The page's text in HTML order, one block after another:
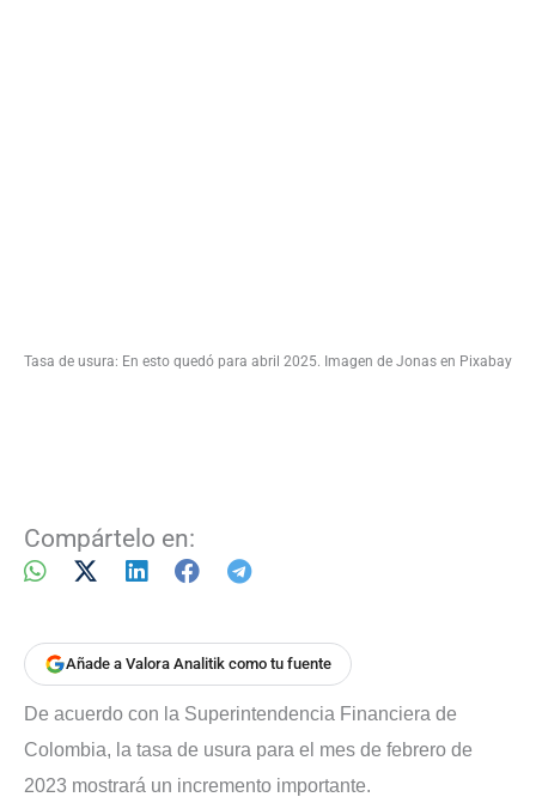
Tasa de usura: En esto quedó para abril 2025. Imagen de Jonas en Pixabay
Compártelo en:
Añade a Valora Analitik como tu fuente
De acuerdo con la Superintendencia Financiera de
Colombia, la tasa de usura para el mes de febrero de
2023 mostrará un incremento importante.